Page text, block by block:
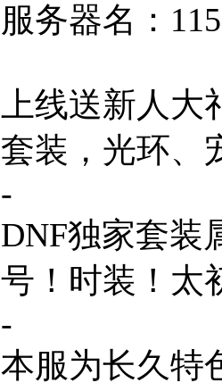
服务器名：
上线送新人
套装，光环、
-
DNF独家套装
号！时装！太
-
本服为长久特